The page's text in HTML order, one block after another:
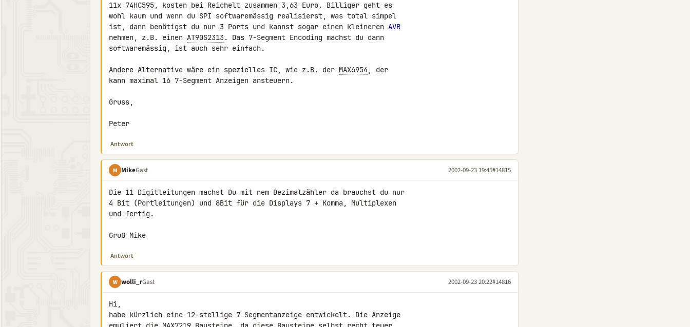
11x 74HC595, kosten bei Reichelt zusammen 3,63 Euro. Billiger geht es
wohl kaum und wenn du SPI softwaremässig realisierst, was total simpel
ist, dann benötigst du nur 3 Ports und kannst sogar einen kleineren AVR
nehmen, z.B. einen AT90S2313. Das 7-Segment Encoding machst du dann
softwaremässig, ist auch sehr einfach.
Andere Alternative wäre ein spezielles IC, wie z.B. der MAX6954 , der
kann maximal 16 7-Segment Anzeigen ansteuern.
Gruss,
Peter
Antwort
M MikeGast 2002-09-23 19:45#14815
Die 11 Digitleitungen machst Du mit nem Dezimalzähler da brauchst du nur
4 Bit (Portleitungen) und 8Bit für die Displays 7 + Komma, Multiplexen
und fertig.
Gruß Mike
Antwort
W wolli_rGast 2002-09-23 20:22#14816
Hi,
habe kürzlich eine 12-stellige 7 Segmentanzeige entwickelt. Die Anzeige